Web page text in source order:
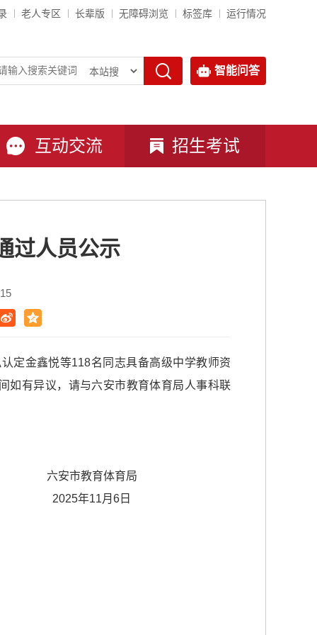
老人专区 长辈版 无障碍浏览 标签库 运行情况
智能问答
互动交流 招生考试
过人员公示
定金鑫悦等118名同志具备高级中学教师资
有异议，请与六安市教育体育局人事科联
局
日